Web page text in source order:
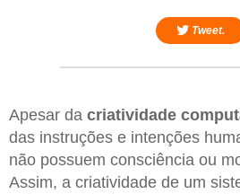
Tweet.
Apesar da criatividade
das instruções e intenções
não possuem consciência ou
Assim, a criatividade de um